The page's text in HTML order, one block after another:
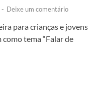
- Deixe um comentário
para crianças e jovens
tema “Falar de